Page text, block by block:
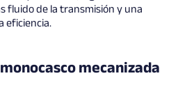
fluido de la transmisión y una
eficiencia.
mecanizada